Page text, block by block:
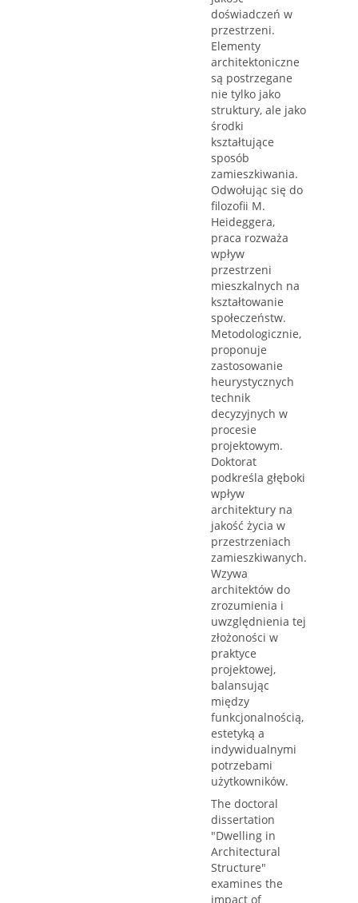
doświadczeń w
przestrzeni.
Elementy
architektoniczne
są postrzegane
nie tylko jako
struktury, ale jako
środki
kształtujące
sposób
zamieszkiwania.
Odwołując się do
filozofii M.
Heideggera,
praca rozważa
wpływ
przestrzeni
mieszkalnych na
kształtowanie
społeczeństw.
Metodologicznie,
proponuje
zastosowanie
heurystycznych
technik
decyzyjnych w
procesie
projektowym.
Doktorat
podkreśla głęboki
wpływ
architektury na
jakość życia w
przestrzeniach
zamieszkiwanych.
Wzywa
architektów do
zrozumienia i
uwzględnienia tej
złożoności w
praktyce
projektowej,
balansując
między
funkcjonalnością,
estetyką a
indywidualnymi
potrzebami
użytkowników.
The doctoral
dissertation
"Dwelling in
Architectural
Structure"
examines the
impact of